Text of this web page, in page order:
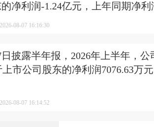
的净利润-1.24亿元，上年同期净
2026-08-07 16:16:30
披露半年报，2026年上半年，
上市公司股东的净利润7076.63万
2026-08-07 16:14:52